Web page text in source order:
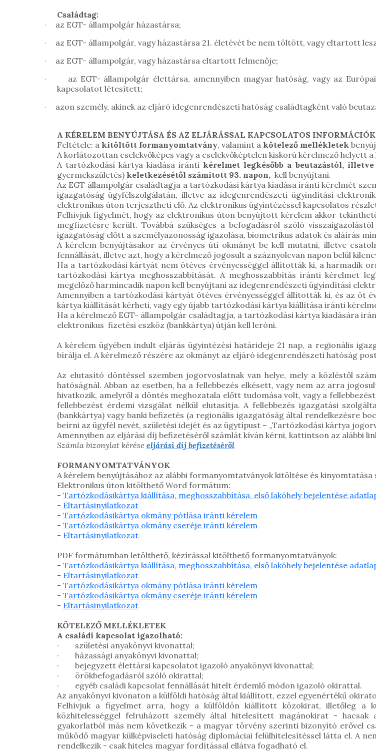
Családtag:
· az EGT- állampolgár házastársa;
· az EGT- állampolgár, vagy házastársa 21. életévét be nem töltött, vagy eltartott
· az EGT- állampolgár, vagy házastársa eltartott felmenője;
·
az EGT- állampolgár élettársa, amennyiben magyar hatóság, vagy az
kapcsolatot létesített;
· azon személy, akinek az eljáró idegenrendészeti hatóság családtagként való
A KÉRELEM BENYÚJTÁSA ÉS AZ ELJÁRÁSSAL KAPCSOLATOS INFORMÁCIÓK
Feltétele: a kitöltött formanyomtatvány, valamint a kötelező mellékletek
A korlátozottan cselekvőképes vagy a cselekvőképtelen kiskorú kérelmező helyett
A tartózkodási kártya kiadása iránti kérelmet legkésőbb a beutazástól,
gyermekszületés) keletkezésétől számított 93. napon, kell benyújtani.
Az EGT állampolgár családtagja a tartózkodási kártya kiadása iránti kérelmét
igazgatóság ügyfélszolgálatán, illetve az idegenrendészeti ügyindítási
elektronikus úton terjesztheti elő. Az elektronikus ügyintézéssel kapcsolatos
Felhívjuk figyelmét, hogy az elektronikus úton benyújtott kérelem akkor
megfizetésre került. Továbbá szükséges a befogadásról szóló
igazgatóság előtt a személyazonosság igazolása, biometrikus adatok és aláírás
A kérelem benyújtásakor az érvényes úti okmányt be kell mutatni, illetve
fennállását, illetve azt, hogy a kérelmező jogosult a száznyolcvan napon belül
Ha a tartózkodási kártyát nem ötéves érvényességgel állították ki, a harmadik
tartózkodási kártya meghosszabbítását. A meghosszabbítás iránti kérelmet
megelőző harmincadik napon kell benyújtani az idegenrendészeti ügyindítási
Amennyiben a tartózkodási kártyát ötéves érvényességgel állították ki, és az öt
kártya kiállítását kérheti, vagy egy újabb tartózkodási kártya kiállítása iránti
Ha a kérelmező EGT- állampolgár családtagja, a tartózkodási kártya kiadására
elektronikus fizetési eszköz (bankkártya) útján kell leróni.
A kérelem ügyében indult eljárás ügyintézési határideje 21 nap, a regionális
bírálja el. A kérelmező részére az okmányt az eljáró idegenrendészeti hatóság
Az elutasító döntéssel szemben jogorvoslatnak van helye, mely a közléstől
hatóságnál. Abban az esetben, ha a fellebbezés elkésett, vagy nem az arra
hivatkozik, amelyről a döntés meghozatala előtt tudomása volt, vagy a
fellebbezést érdemi vizsgálat nélkül elutasítja. A fellebbezés igazgatási
(bankkártya) vagy banki befizetés (a regionális igazgatóság által rendelkezésre
beírni az ügyfél nevét, születési idejét és az ügytípust – „Tartózkodási kártya
Amennyiben az eljárási díj befizetéséről számlát kíván kérni, kattintson az alábbi
Számla bizonylat kérése eljárási díj befizetéséről
FORMANYOMTATVÁNYOK
A kérelem benyújtásához az alábbi formanyomtatványok kitöltése és kinyomtatása
Elektronikus úton kitölthető Word formátum:
- Tartózkodásikártya kiállítása, meghosszabbítása, első lakóhely bejelentése
- Eltartásinyilatkozat
- Tartózkodásikártya okmány pótlása iránti kérelem
- Tartózkodásikártya okmány cseréje iránti kérelem
- Eltartásinyilatkozat
PDF formátumban letölthető, kézírással kitölthető formanyomtatványok:
- Tartózkodásikártya kiállítása, meghosszabbítása, első lakóhely bejelentése
- Eltartásinyilatkozat
- Tartózkodásikártya okmány pótlása iránti kérelem
- Tartózkodásikártya okmány cseréje iránti kérelem
- Eltartásinyilatkozat
KÖTELEZŐ MELLÉKLETEK
A családi kapcsolat igazolható:
· születési anyakönyvi kivonattal;
· házassági anyakönyvi kivonattal;
· bejegyzett élettársi kapcsolatot igazoló anyakönyvi kivonattal;
· örökbefogadásról szóló okirattal;
· egyéb családi kapcsolat fennállását hitelt érdemlő módon igazoló okirattal.
Az anyakönyvi kivonaton a külföldi hatóság által kiállított, ezzel egyenértékű
Felhívjuk a figyelmet arra, hogy a külföldön kiállított közokirat, illetőleg a
közhitelességgel felruházott személy által hitelesített magánokirat - hacsak
gyakorlatból más nem következik - a magyar törvény szerinti bizonyító erővel
működő magyar külképviseleti hatóság diplomáciai felülhitelesítéssel látta el. A
rendelkezik - csak hiteles magyar fordítással ellátva fogadható el.